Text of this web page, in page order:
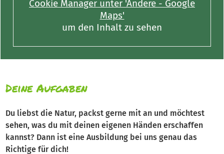
Cookie Manager unter 'Andere - Google
Maps'
um den Inhalt zu sehen
Deine Aufgaben
Du liebst die Natur, packst gerne mit an und möchtest
sehen, was du mit deinen eigenen Händen erschaffen
kannst? Dann ist eine Ausbildung bei uns genau das
Richtige für dich!